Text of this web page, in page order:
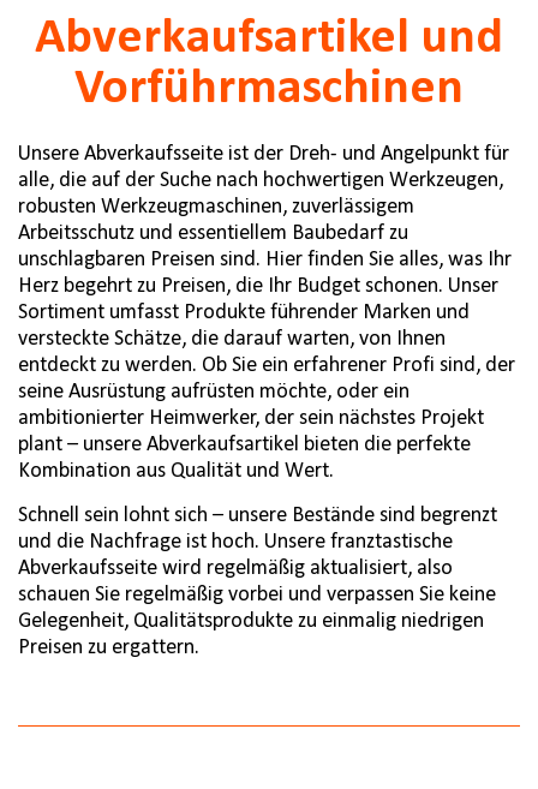
Abverkaufsartikel und
Vorführmaschinen
Unsere Abverkaufsseite ist der Dreh- und Angelpunkt für
alle, die auf der Suche nach hochwertigen Werkzeugen,
robusten Werkzeugmaschinen, zuverlässigem
Arbeitsschutz und essentiellem Baubedarf zu
unschlagbaren Preisen sind. Hier finden Sie alles, was Ihr
Herz begehrt zu Preisen, die Ihr Budget schonen. Unser
Sortiment umfasst Produkte führender Marken und
versteckte Schätze, die darauf warten, von Ihnen
entdeckt zu werden. Ob Sie ein erfahrener Profi sind, der
seine Ausrüstung aufrüsten möchte, oder ein
ambitionierter Heimwerker, der sein nächstes Projekt
plant – unsere Abverkaufsartikel bieten die perfekte
Kombination aus Qualität und Wert.
Schnell sein lohnt sich – unsere Bestände sind begrenzt
und die Nachfrage ist hoch. Unsere franztastische
Abverkaufsseite wird regelmäßig aktualisiert, also
schauen Sie regelmäßig vorbei und verpassen Sie keine
Gelegenheit, Qualitätsprodukte zu einmalig niedrigen
Preisen zu ergattern.